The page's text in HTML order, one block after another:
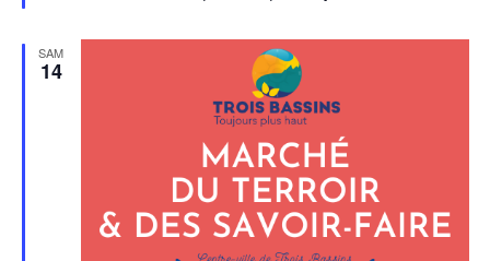
SAM
14